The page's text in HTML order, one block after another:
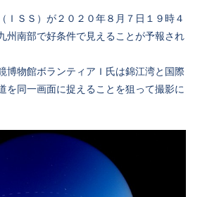
ＩＳＳ）が２０２０年８月７日１９時４
州南部で好条件で見えることが予報され
博物館ボランティアＩ氏は錦江湾と国際
を同一画面に捉えることを狙って撮影に